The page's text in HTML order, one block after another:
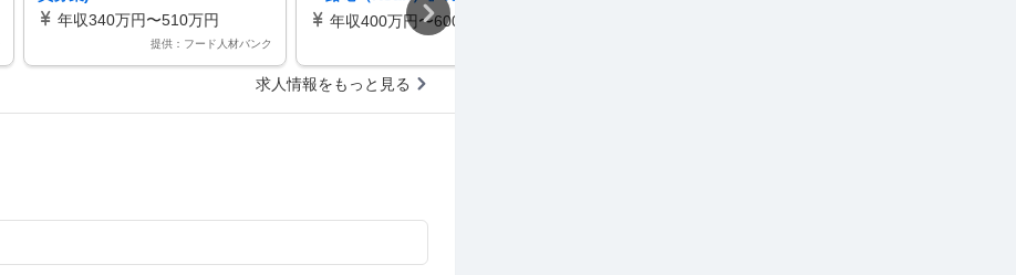
年収340万円〜510万円
提供：フード人材バンク
最短3ヶ月で昇格チャンスあり
年収400万円〜600万円
求人情報をもっと見る